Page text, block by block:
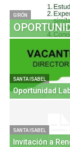
GIRÓN
SANTA ISABEL
Oportunidad
SANTA ISABEL
Invitación a